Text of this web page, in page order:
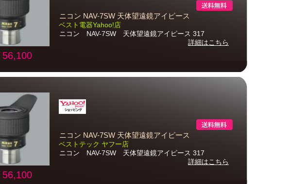
56,100
ニコン NAV-7SW 天体望遠鏡アイピース
ベスト電器Yahoo!店
ニコン NAV-7SW 天体望遠鏡アイピース 317
詳細はこちら
56,100
ニコン NAV-7SW 天体望遠鏡アイピース
ベストテック ヤフー店
ニコン NAV-7SW 天体望遠鏡アイピース 317
詳細はこちら